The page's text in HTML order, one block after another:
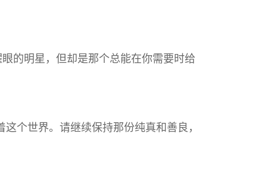
的明星，但却是那个总能在你需要时给
个世界。请继续保持那份纯真和善良，